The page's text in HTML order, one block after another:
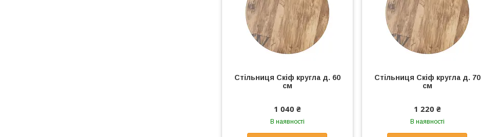
Стільниця Скіф кругла д. 60
см
1 040 ₴
В наявності
Стільниця Скіф кругла д. 70
см
1 220 ₴
В наявності